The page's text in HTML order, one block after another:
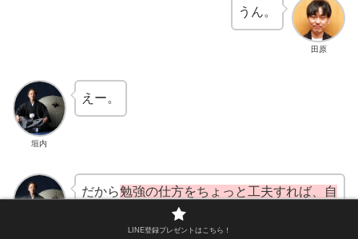
田原
うん。
垣内
えー。
だから勉強の仕方​​をちょっと工夫すれば​​、自
分を生かせるビジネスいっぱいある。
LINE登録プレゼントはこちら！